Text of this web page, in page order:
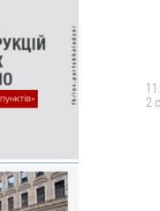
2